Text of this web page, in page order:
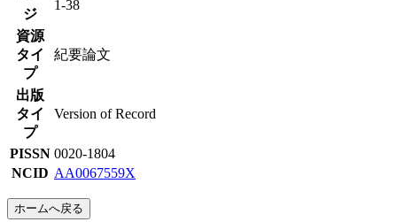
ジ
1-38
資源
タイ
プ
紀要論文
出版
タイ
プ
Version of Record
PISSN 0020-1804
NCID AA0067559X
ホームへ戻る